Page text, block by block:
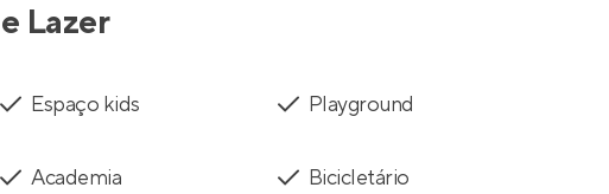
Lazer
Espaço kids Playground
Academia
Bicicletário